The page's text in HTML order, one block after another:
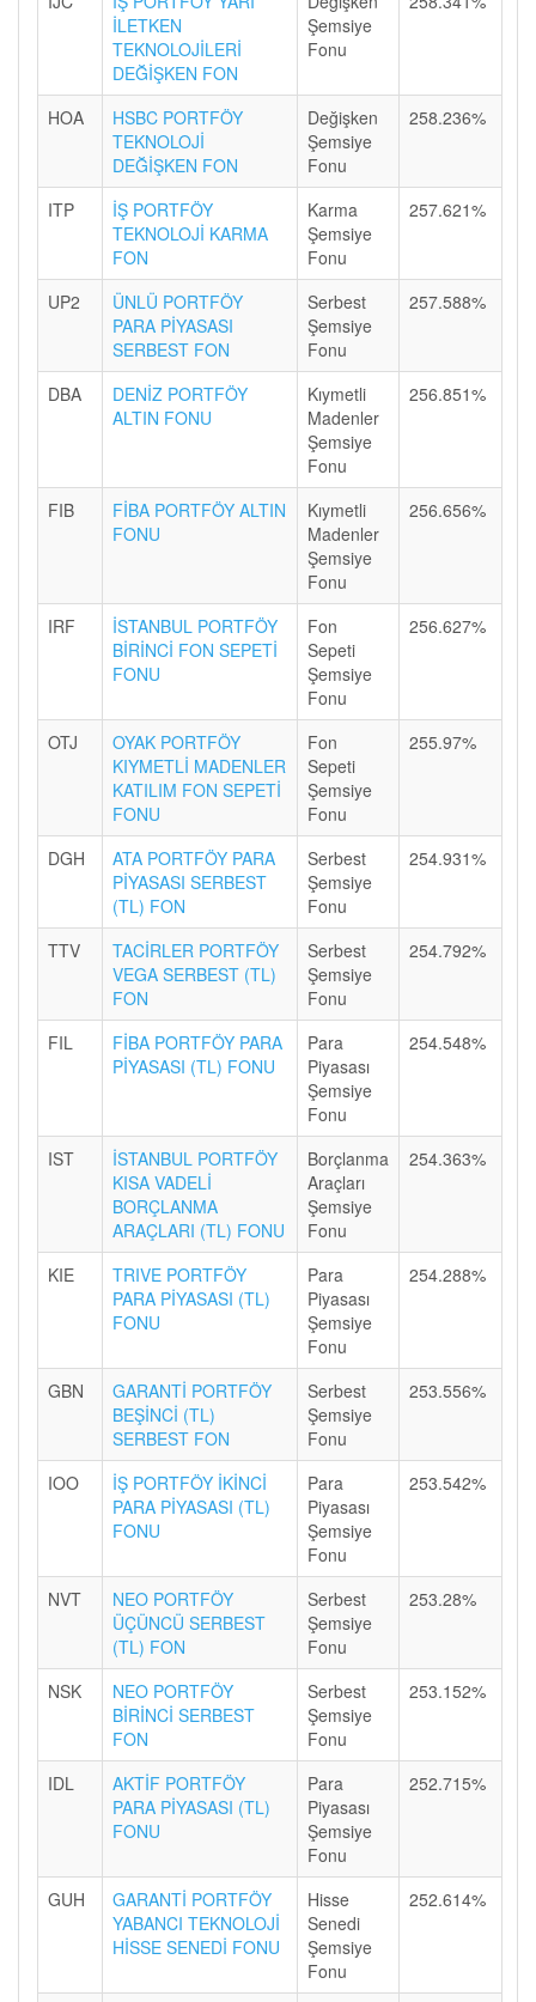
İLETKEN
TEKNOLOJİLERİ
DEĞİŞKEN FON
Şemsiye
Fonu
HOA
HSBC PORTFÖY
TEKNOLOJİ
DEĞİŞKEN FON
Değişken
Şemsiye
Fonu
258.236%
ITP
İŞ PORTFÖY
TEKNOLOJİ KARMA
FON
Karma
Şemsiye
Fonu
257.621%
UP2
ÜNLÜ PORTFÖY
PARA PİYASASI
SERBEST FON
Serbest
Şemsiye
Fonu
257.588%
DBA
DENİZ PORTFÖY
ALTIN FONU
Kıymetli
Madenler
Şemsiye
Fonu
256.851%
FIB
FİBA PORTFÖY ALTIN
FONU
Kıymetli
Madenler
Şemsiye
Fonu
256.656%
IRF
İSTANBUL PORTFÖY
BİRİNCİ FON SEPETİ
FONU
Fon
Sepeti
Şemsiye
Fonu
256.627%
OTJ
OYAK PORTFÖY
KIYMETLİ MADENLER
KATILIM FON SEPETİ
FONU
Fon
Sepeti
Şemsiye
Fonu
255.97%
DGH
ATA PORTFÖY PARA
PİYASASI SERBEST
(TL) FON
Serbest
Şemsiye
Fonu
254.931%
TTV
TACİRLER PORTFÖY
VEGA SERBEST (TL)
FON
Serbest
Şemsiye
Fonu
254.792%
FIL
FİBA PORTFÖY PARA
PİYASASI (TL) FONU
Para
Piyasası
Şemsiye
Fonu
254.548%
IST
İSTANBUL PORTFÖY
KISA VADELİ
BORÇLANMA
ARAÇLARI (TL) FONU
Borçlanma
Araçları
Şemsiye
Fonu
254.363%
KIE
TRIVE PORTFÖY
PARA PİYASASI (TL)
FONU
Para
Piyasası
Şemsiye
Fonu
254.288%
GBN
GARANTİ PORTFÖY
BEŞİNCİ (TL)
SERBEST FON
Serbest
Şemsiye
Fonu
253.556%
IOO
İŞ PORTFÖY İKİNCİ
PARA PİYASASI (TL)
FONU
Para
Piyasası
Şemsiye
Fonu
253.542%
NVT
NEO PORTFÖY
ÜÇÜNCÜ SERBEST
(TL) FON
Serbest
Şemsiye
Fonu
253.28%
NSK
NEO PORTFÖY
BİRİNCİ SERBEST
FON
Serbest
Şemsiye
Fonu
253.152%
IDL
AKTİF PORTFÖY
PARA PİYASASI (TL)
FONU
Para
Piyasası
Şemsiye
Fonu
252.715%
GUH
GARANTİ PORTFÖY
YABANCI TEKNOLOJİ
HİSSE SENEDİ FONU
Hisse
Senedi
Şemsiye
Fonu
252.614%